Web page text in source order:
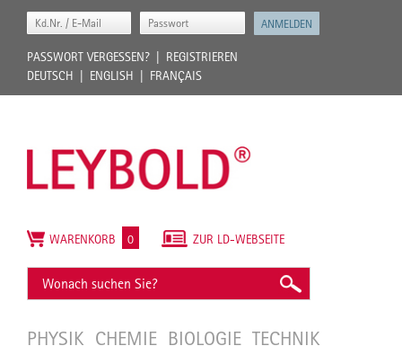
PASSWORT VERGESSEN?
REGISTRIEREN
DEUTSCH
ENGLISH FRANÇAIS
PHYSIK CHEMIE BIOLOGIE TECHNIK
ZUR LD-WEBSEITE
WARENKORB 0